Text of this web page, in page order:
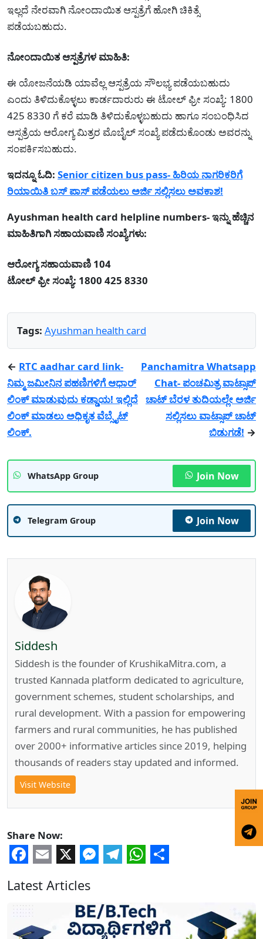
ಇಲ್ಲದೆ ನೇರವಾಗಿ ನೋಂದಾಯಿತ ಆಸ್ಪತ್ರೆಗೆ ಹೋಗಿ ಚಿಕಿತ್ಸೆ
ಪಡೆಯಬಹುದು.
ನೋಂದಾಯಿತ ಆಸ್ಪತ್ರೆಗಳ ಮಾಹಿತಿ:
ಈ ಯೋಜನೆಯಡಿ ಯಾವೆಲ್ಲ ಆಸ್ಪತ್ರೆಯ ಸೌಲಭ್ಯ ಪಡೆಯಬಹುದು
ಎಂದು ತಿಳಿದುಕೊಳ್ಳಲು ಕಾರ್ಡದಾರುರು ಈ ಟೋಲ್ ಫ್ರೀ ಸಂಖ್ಯೆ: 1800
425 8330 ಗೆ ಕರೆ ಮಾಡಿ ತಿಳಿದುಕೊಳ್ಳಬಹುದು ಹಾಗೂ ಸಂಬಂಧಿಸಿದ
ಆಸ್ಪತ್ರೆಯ ಆರೋಗ್ಯ ಮಿತ್ರರ ಮೊಬೈಲ್ ಸಂಖ್ಯೆ ಪಡೆದುಕೊಂಡು ಅವರನ್ನು
ಸಂಪರ್ಕಿಸಬಹುದು.
ಇದನ್ನೂ ಓದಿ: Senior citizen bus pass- ಹಿರಿಯ ನಾಗರಿಕರಿಗೆ
ರಿಯಾಯಿತಿ ಬಸ್ ಪಾಸ್ ಪಡೆಯಲು ಅರ್ಜಿ ಸಲ್ಲಿಸಲು ಅವಕಾಶ!
Ayushman health card helpline numbers- ಇನ್ನು ಹೆಚ್ಚಿನ
ಮಾಹಿತಿಗಾಗಿ ಸಹಾಯವಾಣಿ ಸಂಖ್ಯೆಗಳು:
ಆರೋಗ್ಯ ಸಹಾಯವಾಣಿ 104
ಟೋಲ್ ಫ್ರೀ ಸಂಖ್ಯೆ: 1800 425 8330
Tags: Ayushman health card
← RTC aadhar card link-
ನಿಮ್ಮ ಜಮೀನಿನ ಪಹಣಿಗಳಿಗೆ ಆಧಾರ್
ಲಿಂಕ್ ಮಾಡುವುದು ಕಡ್ಡಾಯ! ಇಲ್ಲಿದೆ
ಲಿಂಕ್ ಮಾಡಲು ಅಧಿಕೃತ ವೆಬ್ಸೈಟ್
ಲಿಂಕ್.
Panchamitra Whatsapp
Chat- ಪಂಚಮಿತ್ರ ವಾಟ್ಸಾಪ್
ಚಾಟ್ ಬೆರಳ ತುದಿಯಲ್ಲೇ ಅರ್ಜಿ
ಸಲ್ಲಿಸಲು ವಾಟ್ಸಾಪ್ ಚಾಟ್
ಬಿಡುಗಡೆ! →
WhatsApp Group Join Now
Telegram Group Join Now
Siddesh
Siddesh is the founder of KrushikaMitra.com, a
trusted Kannada platform dedicated to agriculture,
government schemes, student scholarships, and
rural development. With a passion for empowering
farmers and rural communities, he has published
over 2000+ informative articles since 2019, helping
thousands of readers stay updated and informed.
Visit Website
Share Now:
Facebook
Email
X Messenger
Telegram
WhatsApp
Share
Latest Articles